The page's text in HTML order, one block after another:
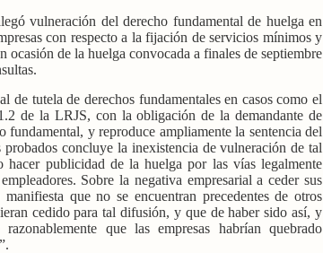
vulneración del derecho fundamental de huelga en
con respecto a la fijación de servicios mínimos y
ocasión de la huelga convocada a finales de septiembre
de tutela de derechos fundamentales en casos como el
de la LRJS, con la obligación de la demandante de
y reproduce ampliamente la sentencia del
concluye la inexistencia de vulneración de tal
hacer publicidad de la huelga por las vías legalmente
Sobre la negativa empresarial a ceder sus
que no se encuentran precedentes de otros
cedido para tal difusión, y que de haber sido así, y
que las empresas habrían quebrado